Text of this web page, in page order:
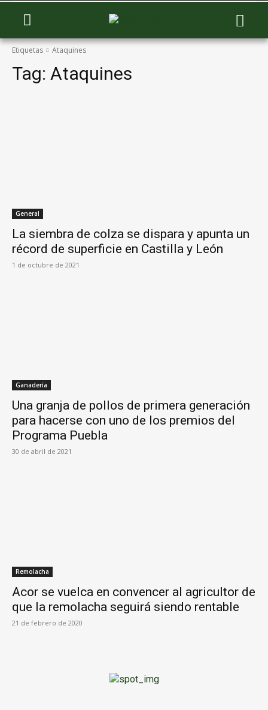
Etiquetas Ataquines
Tag: Ataquines
General
La siembra de colza se dispara y apunta un
récord de superficie en Castilla y León
1 de octubre de 2021
Ganadería
Una granja de pollos de primera generación
para hacerse con uno de los premios del
Programa Puebla
30 de abril de 2021
Remolacha
Acor se vuelca en convencer al agricultor de
que la remolacha seguirá siendo rentable
21 de febrero de 2020